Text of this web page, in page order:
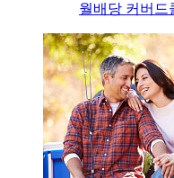
월배당 커버드